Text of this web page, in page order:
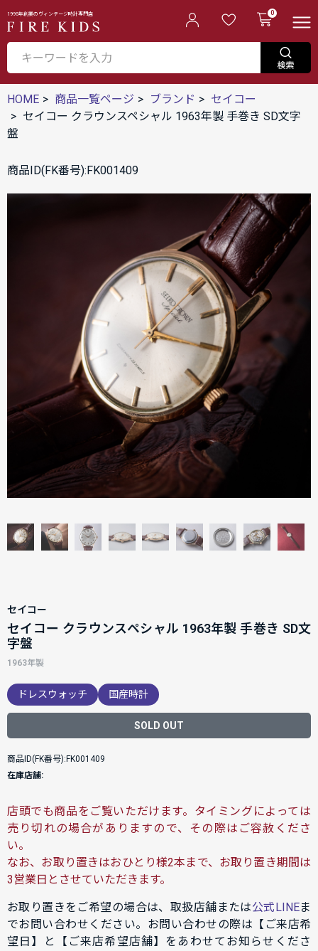
1995年創業のヴィンテージ時計専門店 0
HOME 商品一覧ページ ブランド
セイコー
セイコー クラウンスペシャル 1963年製 手巻き SD文字
盤
商品ID(FK番号):FK001409
セイコー
セイコー クラウンスペシャル 1963年製 手巻き SD文
字盤
1963年製
ドレスウォッチ 国産時計
SOLD OUT
商品ID(FK番号):FK001409
在庫店舗:
店頭でも商品をご覧いただけます。タイミングによっては
売り切れの場合がありますので、その際はご容赦くださ
い。
なお、お取り置きはおひとり様2本まで、お取り置き期間は
3営業日とさせていただきます。
お取り置きをご希望の場合は、取扱店舗または公式LINEま
でお問い合わせください。お問い合わせの際は【ご来店希
望日】と【ご来店希望店舗】をあわせてお知らせくださ